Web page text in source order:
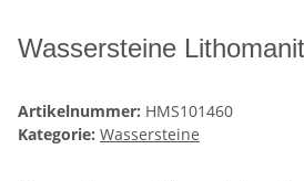
Wassersteine Lithomanit
Artikelnummer: HMS101460
Kategorie: Wassersteine